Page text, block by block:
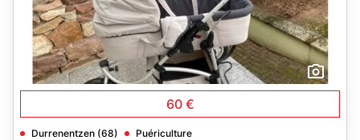
60 €
Durrenentzen (68) Puériculture